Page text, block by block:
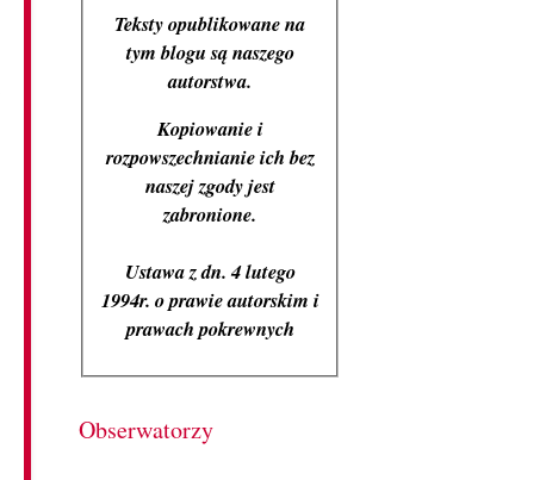
Teksty opublikowane na
tym blogu są naszego
autorstwa.
Kopiowanie i
rozpowszechnianie ich bez
naszej zgody jest
zabronione.
Ustawa z dn. 4 lutego
1994r. o prawie autorskim i
prawach pokrewnych
Obserwatorzy